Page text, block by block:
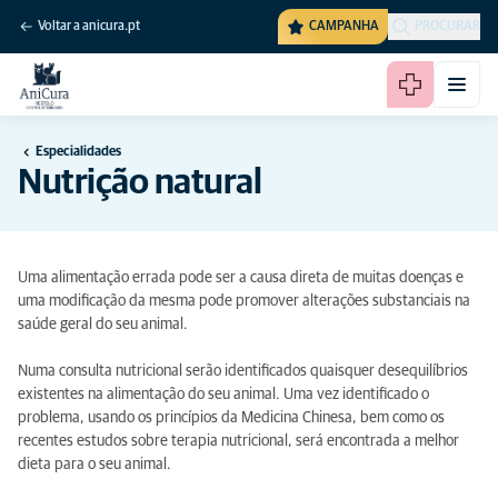
Voltar a anicura.pt CAMPANHA PROCURAR
Especialidades
Nutrição natural
Uma alimentação errada pode ser a causa direta de muitas doenças e
uma modificação da mesma pode promover alterações substanciais na
saúde geral do seu animal.
Numa consulta nutricional serão identificados quaisquer desequilíbrios
existentes na alimentação do seu animal. Uma vez identificado o
problema, usando os princípios da Medicina Chinesa, bem como os
recentes estudos sobre terapia nutricional, será encontrada a melhor
dieta para o seu animal.